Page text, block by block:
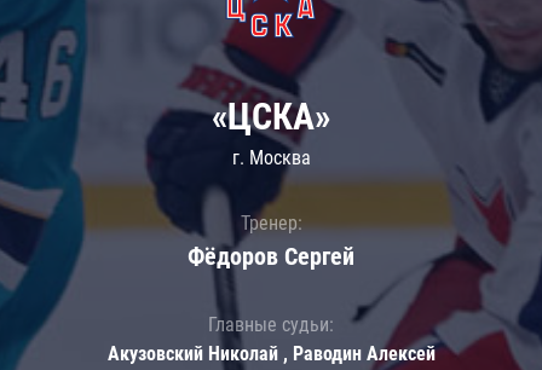
«ЦСКА»
г. Москва
Тренер:
Фёдоров Сергей
Главные судьи:
Акузовский Николай , Раводин Алексей